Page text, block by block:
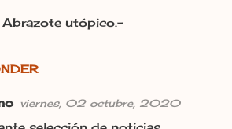
Abrazote utópico.-
viernes, 02 octubre, 2020